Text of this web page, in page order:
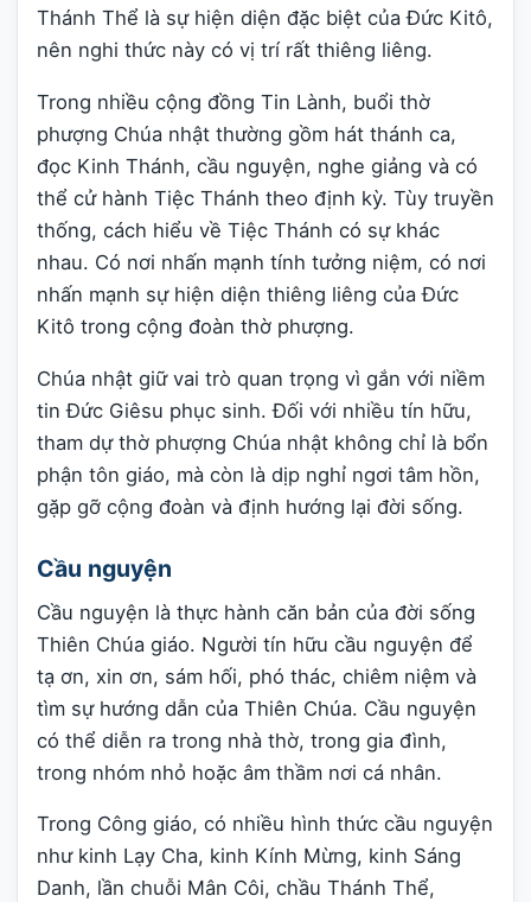
Thánh Thể là sự hiện diện đặc biệt của Đức Kitô,
nên nghi thức này có vị trí rất thiêng liêng.
Trong nhiều cộng đồng Tin Lành, buổi thờ
phượng Chúa nhật thường gồm hát thánh ca,
đọc Kinh Thánh, cầu nguyện, nghe giảng và có
thể cử hành Tiệc Thánh theo định kỳ. Tùy truyền
thống, cách hiểu về Tiệc Thánh có sự khác
nhau. Có nơi nhấn mạnh tính tưởng niệm, có nơi
nhấn mạnh sự hiện diện thiêng liêng của Đức
Kitô trong cộng đoàn thờ phượng.
Chúa nhật giữ vai trò quan trọng vì gắn với niềm
tin Đức Giêsu phục sinh. Đối với nhiều tín hữu,
tham dự thờ phượng Chúa nhật không chỉ là bổn
phận tôn giáo, mà còn là dịp nghỉ ngơi tâm hồn,
gặp gỡ cộng đoàn và định hướng lại đời sống.
Cầu nguyện
Cầu nguyện là thực hành căn bản của đời sống
Thiên Chúa giáo. Người tín hữu cầu nguyện để
tạ ơn, xin ơn, sám hối, phó thác, chiêm niệm và
tìm sự hướng dẫn của Thiên Chúa. Cầu nguyện
có thể diễn ra trong nhà thờ, trong gia đình,
trong nhóm nhỏ hoặc âm thầm nơi cá nhân.
Trong Công giáo, có nhiều hình thức cầu nguyện
như kinh Lạy Cha, kinh Kính Mừng, kinh Sáng
Danh, lần chuỗi Mân Côi, chầu Thánh Thể,